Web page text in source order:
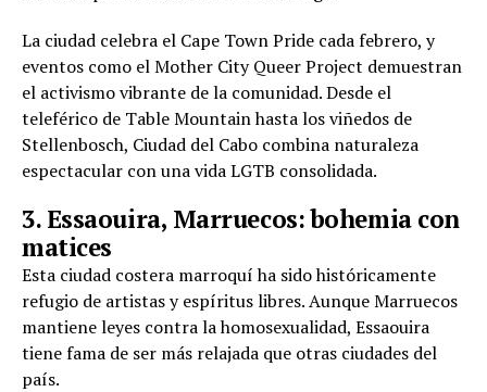
La ciudad celebra el Cape Town Pride cada febrero, y
eventos como el Mother City Queer Project demuestran
el activismo vibrante de la comunidad. Desde el
teleférico de Table Mountain hasta los viñedos de
Stellenbosch, Ciudad del Cabo combina naturaleza
espectacular con una vida LGTB consolidada.
3. Essaouira, Marruecos: bohemia con
matices
Esta ciudad costera marroquí ha sido históricamente
refugio de artistas y espíritus libres. Aunque Marruecos
mantiene leyes contra la homosexualidad, Essaouira
tiene fama de ser más relajada que otras ciudades del
país.